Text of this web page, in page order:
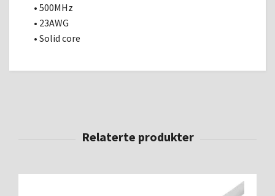
• 500MHz
• 23AWG
• Solid core